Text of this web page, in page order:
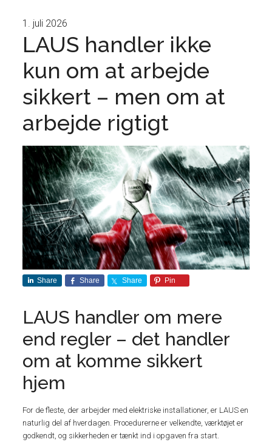
1. juli 2026
LAUS handler ikke
kun om at arbejde
sikkert – men om at
arbejde rigtigt
Share Share Share Pin
LAUS handler om mere
end regler – det handler
om at komme sikkert
hjem
For de fleste, der arbejder med elektriske installationer, er LAUS en
naturlig del af hverdagen. Procedurerne er velkendte, værktøjet er
godkendt, og sikkerheden er tænkt ind i opgaven fra start.